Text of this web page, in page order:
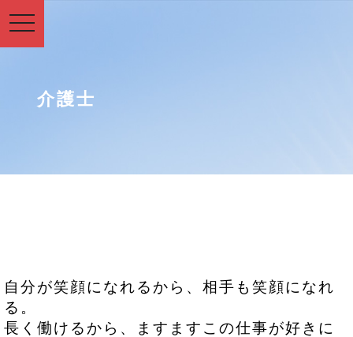
toggle
navigation
介護士
自分が笑顔になれるから、相手も笑顔になれ
る。
長く働けるから、ますますこの仕事が好きに